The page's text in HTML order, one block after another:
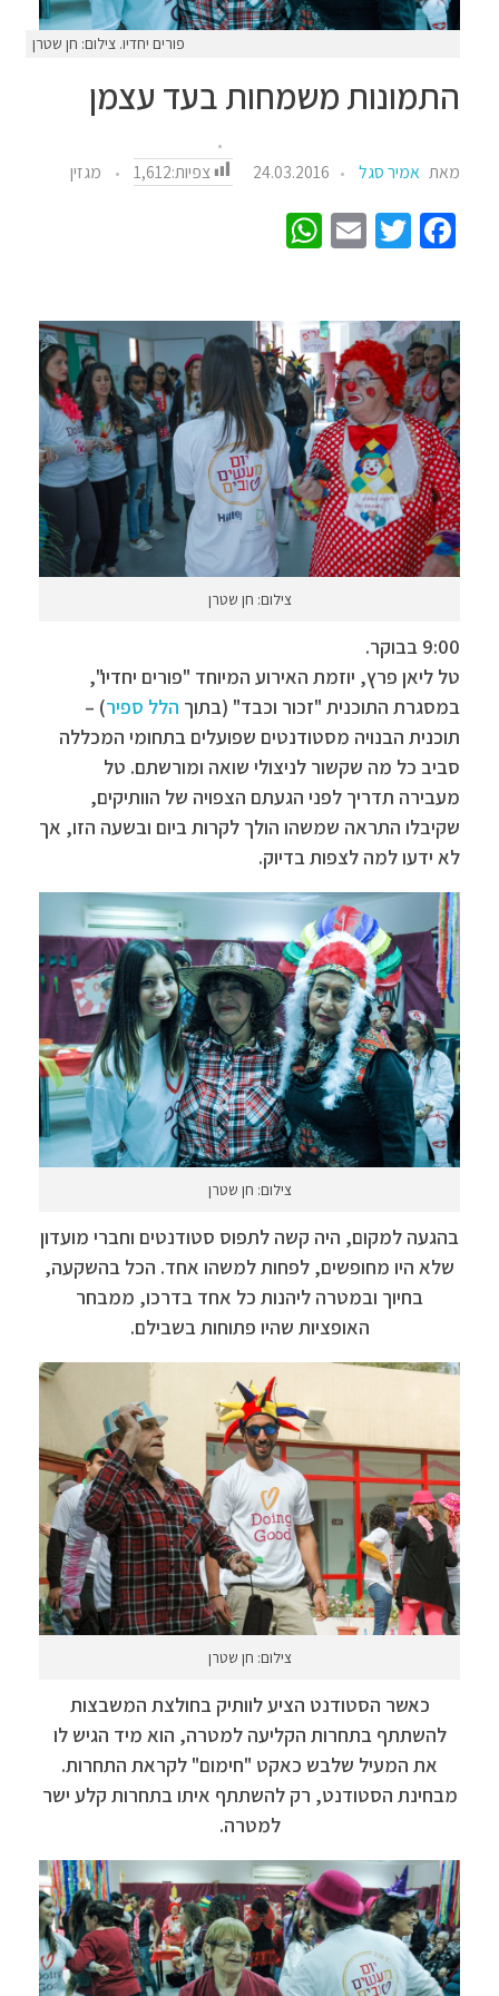
פורים יחדיו. צילום: חן שטרן
התמונות משמחות בעד עצמן
מאת אמיר סגל 24.03.2016 צפיות:1,612 מגזין
Fa
o
o
k
T
er
E
sA
p
p
צילום: חן שטרן
9:00 בבוקר.
טל ליאן פרץ, יוזמת האירוע המיוחד "פורים יחדיו",
במסגרת התוכנית "זכור וכבד" (בתוך הלל ספיר) –
תוכנית הבנויה מסטודנטים שפועלים בתחומי המכללה
סביב כל מה שקשור לניצולי שואה ומורשתם. טל
מעבירה תדריך לפני הגעתם הצפויה של הוותיקים,
שקיבלו התראה שמשהו הולך לקרות ביום ובשעה הזו, אך
לא ידעו למה לצפות בדיוק.
צילום: חן שטרן
בהגעה למקום, היה קשה לתפוס סטודנטים וחברי מועדון
שלא היו מחופשים, לפחות למשהו אחד. הכל בהשקעה,
בחיוך ובמטרה ליהנות כל אחד בדרכו, ממבחר
האופציות שהיו פתוחות בשבילם.
צילום: חן שטרן
כאשר הסטודנט הציע לוותיק בחולצת המשבצות
להשתתף בתחרות הקליעה למטרה, הוא מיד הגיש לו
את המעיל שלבש כאקט "חימום" לקראת התחרות.
מבחינת הסטודנט, רק להשתתף איתו בתחרות קלע ישר
למטרה.